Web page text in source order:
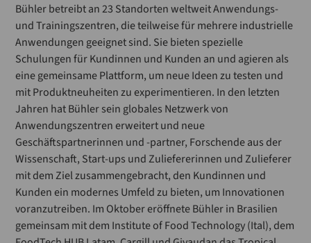
Bühler betreibt an 23 Standorten weltweit Anwendungs-
und Trainingszentren, die teilweise für mehrere industrielle
Anwendungen geeignet sind. Sie bieten spezielle
Schulungen für Kundinnen und Kunden an und agieren als
eine gemeinsame Plattform, um neue Ideen zu testen und
mit Produktneuheiten zu experimentieren. In den letzten
Jahren hat Bühler sein globales Netzwerk von
Anwendungszentren erweitert und neue
Geschäftspartnerinnen und -partner, Forschende aus der
Wissenschaft, Start-ups und Zuliefererinnen und Zulieferer
mit dem Ziel zusammengebracht, den Kundinnen und
Kunden ein modernes Umfeld zu bieten, um Innovationen
voranzutreiben. Im Oktober eröffnete Bühler in Brasilien
gemeinsam mit dem Institute of Food Technology (Ital), dem